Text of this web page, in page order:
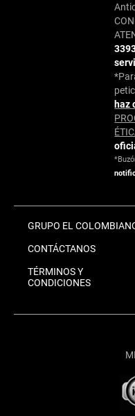
haz
GRUPO EL
CONTÁCTANOS
TÉRMINOS Y
CONDICIONES